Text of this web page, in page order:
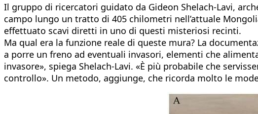
Il gruppo di ricercatori guidato da Gideon Shelach-Lavi,
campo lungo un tratto di 405 chilometri nell’attuale
effettuato scavi diretti in uno di questi misteriosi recinti.
Ma qual era la funzione reale di queste mura? La
a porre un freno ad eventuali invasori, elementi che
invasore», spiega Shelach-Lavi. «È più probabile che
controllo». Un metodo, aggiunge, che ricorda molto le